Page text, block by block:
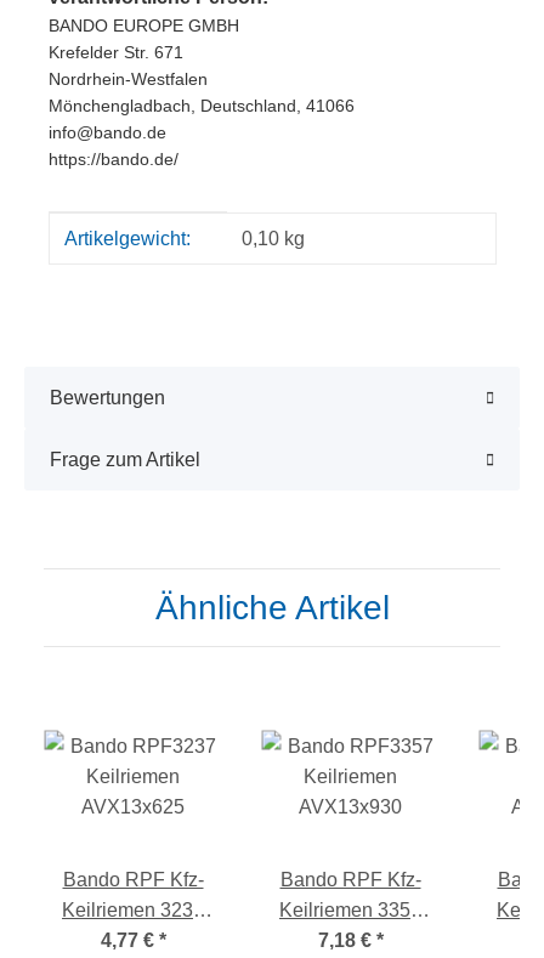
BANDO EUROPE GMBH
Krefelder Str. 671
Nordrhein-Westfalen
Mönchengladbach, Deutschland, 41066
info@bando.de
https://bando.de/
Produkteigenschaft
Wert
Artikelgewicht: 0,10 kg
Bewertungen
Frage zum Artikel
Ähnliche Artikel
Bando RPF Kfz-
Keilriemen 3237
AVX13 x 625 La,
4,77 € *
Bando RPF Kfz-
Keilriemen 3357
AVX13 x 930 La,
7,18 € *